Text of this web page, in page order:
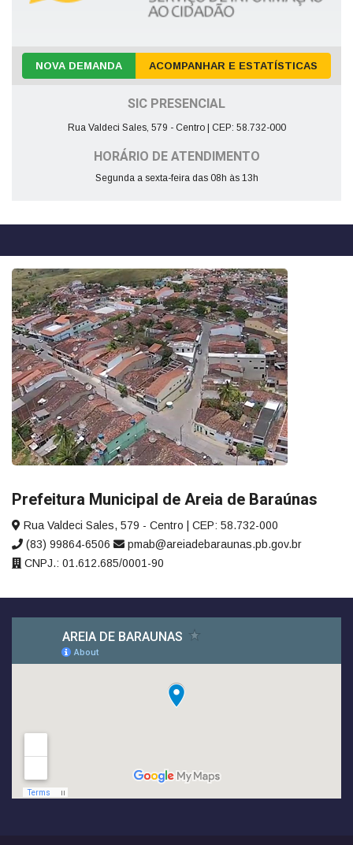
NOVA DEMANDA ACOMPANHAR E ESTATÍSTICAS
SIC PRESENCIAL
Rua Valdeci Sales, 579 - Centro | CEP: 58.732-000
HORÁRIO DE ATENDIMENTO
Segunda a sexta-feira das 08h às 13h
Prefeitura Municipal de Areia de Baraúnas
Rua Valdeci Sales, 579 - Centro | CEP: 58.732-000
(83) 99864-6506
pmab@areiadebaraunas.pb.gov.br
CNPJ.: 01.612.685/0001-90